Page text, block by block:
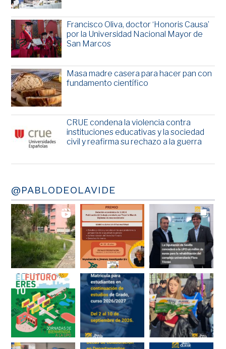
Francisco Oliva, doctor ‘Honoris Causa’
por la Universidad Nacional Mayor de
San Marcos
Masa madre casera para hacer pan con
fundamento científico
CRUE condena la violencia contra
instituciones educativas y la sociedad
civil y reafirma su rechazo a la guerra
@PABLODEOLAVIDE